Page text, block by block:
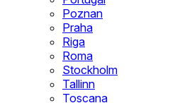
Poznan
Praha
Riga
Roma
Stockholm
Tallinn
Toscana